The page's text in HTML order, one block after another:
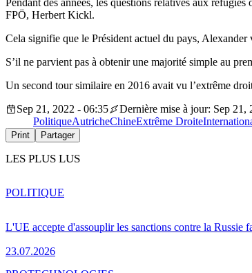
Pendant des années, les questions relatives aux
FPÖ, Herbert Kickl.
Cela signifie que le Président actuel du pays,
S’il ne parvient pas à obtenir une majorité simple au
Un second tour similaire en 2016 avait vu l’extrême
Sep 21, 2022 - 06:35
Dernière mise à jour: Sep 21,
PolitiqueAutricheChineExtrême Droite
Print Partager
LES PLUS LUS
L'UE accepte d'assouplir les sanctions contre la Russie
23.07.2026
POLITIQUE